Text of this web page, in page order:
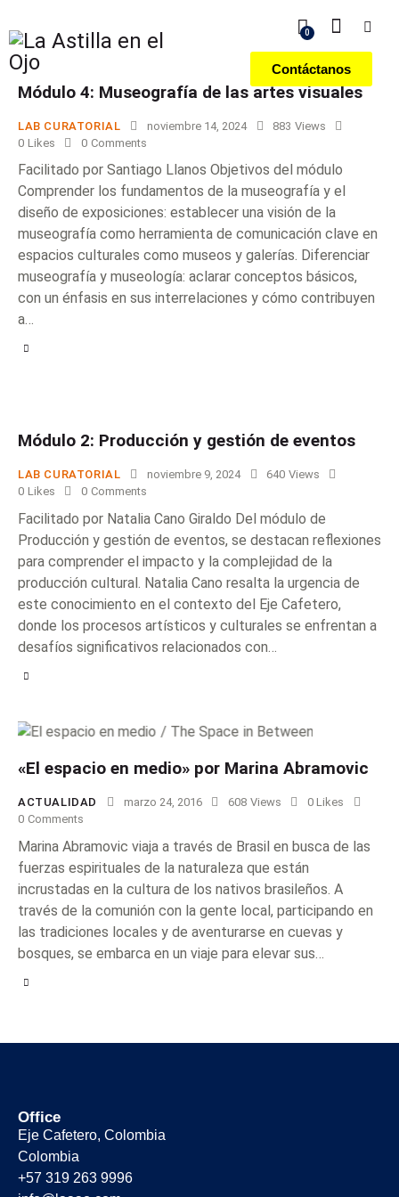
0
Contáctanos
Módulo 4: Museografía de las artes visuales
LAB CURATORIAL noviembre 14, 2024 883 Views
0 Likes 0 Comments
Facilitado por Santiago Llanos Objetivos del módulo
Comprender los fundamentos de la museografía y el
diseño de exposiciones: establecer una visión de la
museografía como herramienta de comunicación clave en
espacios culturales como museos y galerías. Diferenciar
museografía y museología: aclarar conceptos básicos,
con un énfasis en sus interrelaciones y cómo contribuyen
a…
Módulo 2: Producción y gestión de eventos
LAB CURATORIAL noviembre 9, 2024 640 Views
0 Likes 0 Comments
Facilitado por Natalia Cano Giraldo Del módulo de
Producción y gestión de eventos, se destacan reflexiones
para comprender el impacto y la complejidad de la
producción cultural. Natalia Cano resalta la urgencia de
este conocimiento en el contexto del Eje Cafetero,
donde los procesos artísticos y culturales se enfrentan a
desafíos significativos relacionados con…
«El espacio en medio» por Marina Abramovic
ACTUALIDAD marzo 24, 2016 608 Views 0 Likes
0 Comments
Marina Abramovic viaja a través de Brasil en busca de las
fuerzas espirituales de la naturaleza que están
incrustadas en la cultura de los nativos brasileños. A
través de la comunión con la gente local, participando en
las tradiciones locales y de aventurarse en cuevas y
bosques, se embarca en un viaje para elevar sus…
Office
Eje Cafetero, Colombia
Colombia
+57 319 263 9996